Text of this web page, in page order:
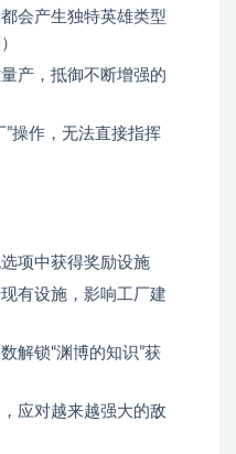
会产生独特英雄类型
产，抵御不断增强的
”操作，无法直接指挥
项中获得奖励设施
有设施，影响工厂建
解锁“渊博的知识”获
应对越来越强大的敌